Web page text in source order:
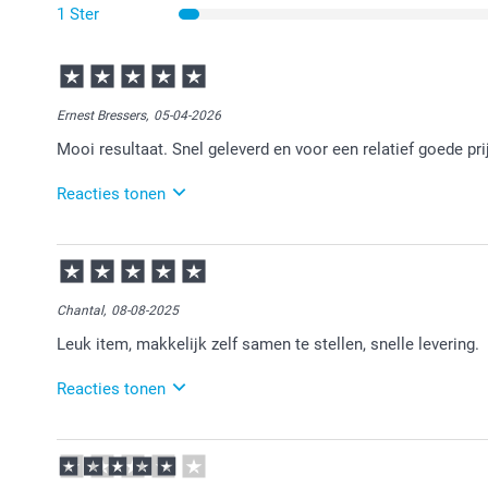
1 Ster
Ernest Bressers, 05-04-2026
Mooi resultaat. Snel geleverd en voor een relatief goede
Reacties tonen
07-04-2026
15:16
Bedankt voor je bericht.
Chantal, 08-08-2025
Leuk item, makkelijk zelf samen te stellen, snelle levering.
Reacties tonen
11-08-2025
11:19
Bedankt voor je review. Wat leuk om te horen dat je